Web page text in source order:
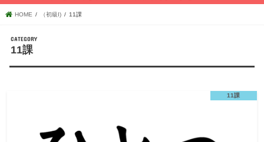
HOME （初級I) 11課
11課
11課